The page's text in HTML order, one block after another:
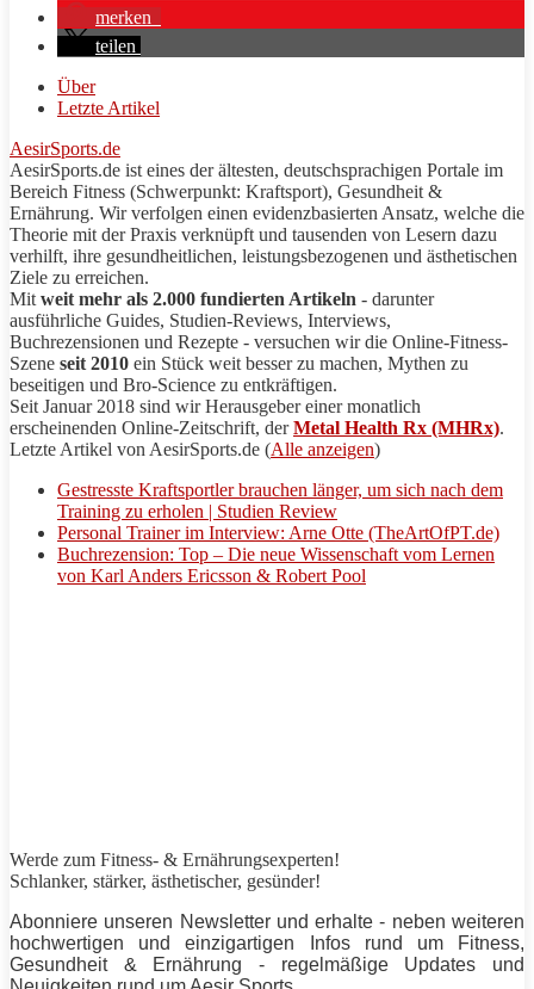
merken
teilen
Über
Letzte Artikel
AesirSports.de
AesirSports.de ist eines der ältesten, deutschsprachigen Portale im
Bereich Fitness (Schwerpunkt: Kraftsport), Gesundheit &
Ernährung. Wir verfolgen einen evidenzbasierten Ansatz, welche die
Theorie mit der Praxis verknüpft und tausenden von Lesern dazu
verhilft, ihre gesundheitlichen, leistungsbezogenen und ästhetischen
Ziele zu erreichen.
Mit weit mehr als 2.000 fundierten Artikeln - darunter
ausführliche Guides, Studien-Reviews, Interviews,
Buchrezensionen und Rezepte - versuchen wir die Online-Fitness-
Szene seit 2010 ein Stück weit besser zu machen, Mythen zu
beseitigen und Bro-Science zu entkräftigen.
Seit Januar 2018 sind wir Herausgeber einer monatlich
erscheinenden Online-Zeitschrift, derMetal Health Rx (MHRx).
Letzte Artikel von AesirSports.de (Alle anzeigen)
Gestresste Kraftsportler brauchen länger, um sich nach dem
Training zu erholen | Studien Review
Personal Trainer im Interview: Arne Otte (TheArtOfPT.de)
Buchrezension: Top – Die neue Wissenschaft vom Lernen
von Karl Anders Ericsson & Robert Pool
Werde zum Fitness- & Ernährungsexperten!
Schlanker, stärker, ästhetischer, gesünder!
Abonniere unseren Newsletter und erhalte - neben weiteren
hochwertigen und einzigartigen Infos rund um Fitness,
Gesundheit & Ernährung - regelmäßige Updates und